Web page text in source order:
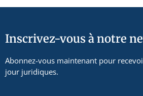
Inscrivez-vous à notre
Abonnez-vous maintenant pour
jour juridiques.